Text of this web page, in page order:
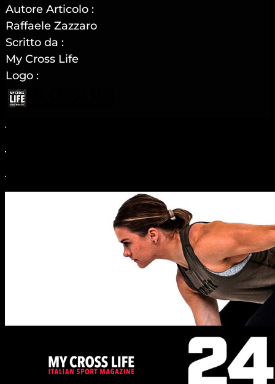
Autore Articolo :
Raffaele Zazzaro
Scritto da :
My Cross Life
Logo :